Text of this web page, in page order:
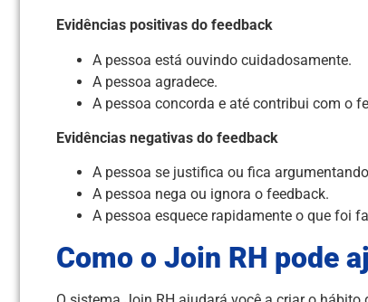
Evidências positivas do feedback
A pessoa está ouvindo cuidadosamente.
A pessoa agradece.
A pessoa concorda e até contribui com o
Evidências negativas do feedback
A pessoa se justifica ou fica
A pessoa nega ou ignora o feedback.
A pessoa esquece rapidamente o que foi
Como o Join RH pode